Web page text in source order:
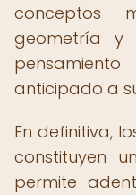
conceptos
geometría y
anticipado a
En definitiva,
constituyen
permite